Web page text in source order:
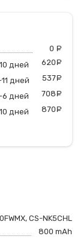
0
дней 620
дней 537
6 дней 708
дней 870
, CS-NK5CHL
800 mAh